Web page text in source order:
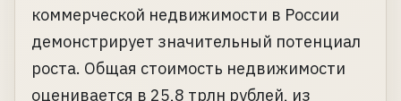
коммерческой недвижимости в России
демонстрирует значительный потенциал
роста. Общая стоимость недвижимости
оценивается в 25,8 трлн рублей, из